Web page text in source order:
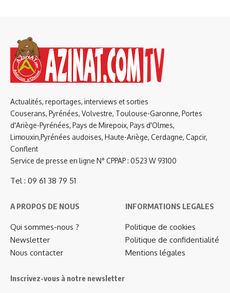
Actualités, reportages, interviews et sorties
Couserans, Pyrénées, Volvestre, Toulouse-Garonne, Portes
d'Ariège-Pyrénées, Pays de Mirepoix, Pays d'Olmes,
Limouxin,Pyrénées audoises, Haute-Ariège, Cerdagne, Capcir,
Conflent
Service de presse en ligne N° CPPAP : 0523 W 93100
Tel : 09 61 38 79 51
A PROPOS DE NOUS
Qui sommes-nous ?
Newsletter
Nous contacter
INFORMATIONS LEGALES
Politique de cookies
Politique de confidentialité
Mentions légales
Inscrivez-vous à notre newsletter